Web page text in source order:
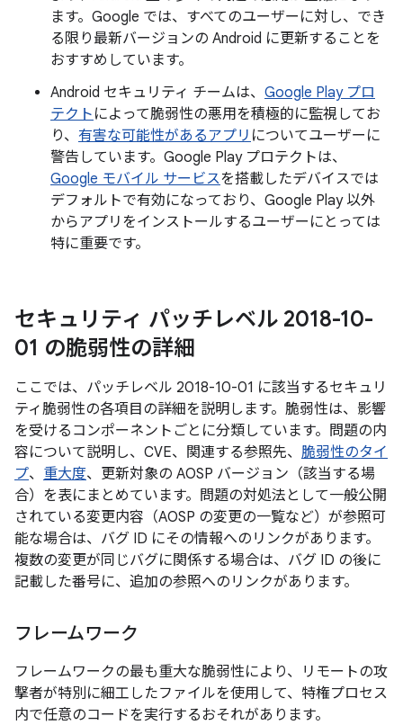
ます。Google では、すべてのユーザーに対し、でき
る限り最新バージョンの Android に更新することを
おすすめしています。
Android セキュリティ チームは、 Google Play プロ
テクト によって脆弱性の悪用を積極的に監視してお
り、 有害な可能性があるアプリ についてユーザーに
警告しています。Google Play プロテクトは、
Google モバイル サービスを搭載したデバイスでは
デフォルトで有効になっており、Google Play 以外
からアプリをインストールするユーザーにとっては
特に重要です。
セキュリティ パッチレベル 2018-10-
01 の脆弱性の詳細
ここでは、パッチレベル 2018-10-01 に該当するセキュリ
ティ脆弱性の各項目の詳細を説明します。脆弱性は、影響
を受けるコンポーネントごとに分類しています。問題の内
容について説明し、CVE、関連する参照先、 脆弱性のタイ
プ、 重大度、更新対象の AOSP バージョン（該当する場
合）を表にまとめています。問題の対処法として一般公開
されている変更内容（AOSP の変更の一覧など）が参照可
能な場合は、バグ ID にその情報へのリンクがあります。
複数の変更が同じバグに関係する場合は、バグ ID の後に
記載した番号に、追加の参照へのリンクがあります。
フレームワーク
フレームワークの最も重大な脆弱性により、リモートの攻
撃者が特別に細工したファイルを使用して、特権プロセス
内で任意のコードを実行するおそれがあります。